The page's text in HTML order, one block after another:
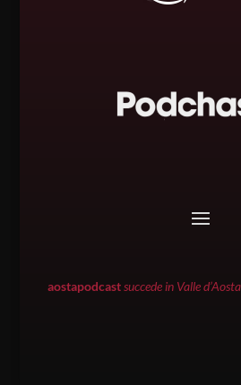
aostapodcast succede in Valle d’Aosta